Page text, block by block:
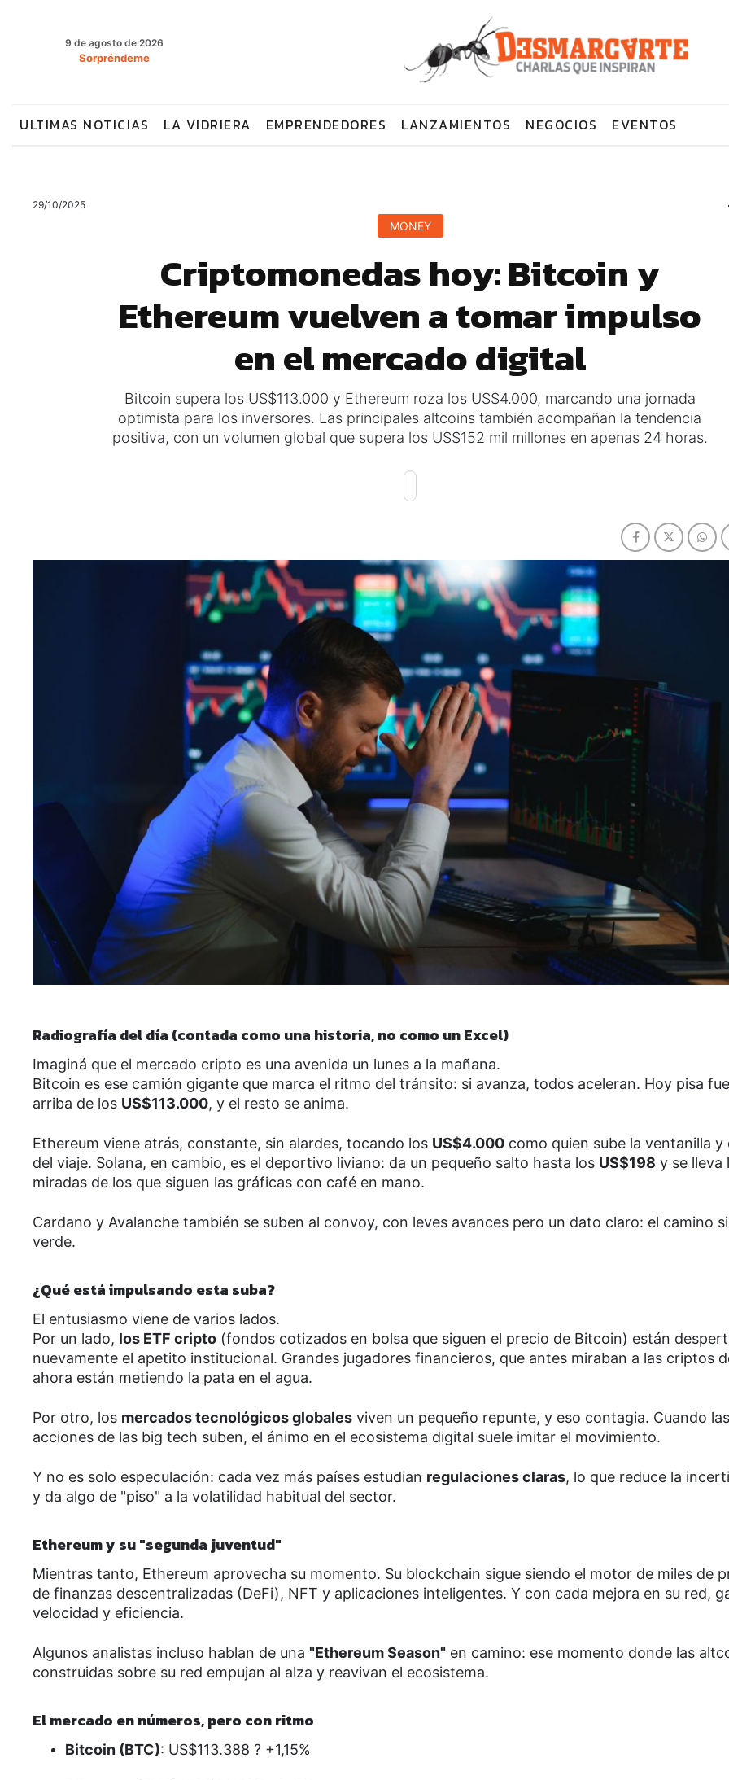
9 de agosto de 2026
Sorpréndeme
ULTIMAS NOTICIAS LA VIDRIERA EMPRENDEDORES LANZAMIENTOS NEGOCIOS EVENTOS
29/10/2025
MONEY
Criptomonedas hoy: Bitcoin y
Ethereum vuelven a tomar impulso
en el mercado digital
Bitcoin supera los US$113.000 y Ethereum roza los US$4.000, marcando una jornada
optimista para los inversores. Las principales altcoins también acompañan la tendencia
positiva, con un volumen global que supera los US$152 mil millones en apenas 24 horas.
Radiografía del día (contada como una historia, no como un Excel)
Imaginá que el mercado cripto es una avenida un lunes a la mañana.
Bitcoin es ese camión gigante que marca el ritmo del tránsito: si avanza, todos aceleran. Hoy pisa
arriba de los US$113.000, y el resto se anima.
Ethereum viene atrás, constante, sin alardes, tocando los US$4.000 como quien sube la ventanilla
del viaje. Solana, en cambio, es el deportivo liviano: da un pequeño salto hasta los US$198 y se lleva
miradas de los que siguen las gráficas con café en mano.
Cardano y Avalanche también se suben al convoy, con leves avances pero un dato claro: el camino
verde.
¿Qué está impulsando esta suba?
El entusiasmo viene de varios lados.
Por un lado, los ETF cripto (fondos cotizados en bolsa que siguen el precio de Bitcoin) están
nuevamente el apetito institucional. Grandes jugadores financieros, que antes miraban a las criptos
ahora están metiendo la pata en el agua.
Por otro, los mercados tecnológicos globales viven un pequeño repunte, y eso contagia. Cuando las
acciones de las big tech suben, el ánimo en el ecosistema digital suele imitar el movimiento.
Y no es solo especulación: cada vez más países estudian regulaciones claras, lo que reduce la
y da algo de "piso" a la volatilidad habitual del sector.
Ethereum y su "segunda juventud"
Mientras tanto, Ethereum aprovecha su momento. Su blockchain sigue siendo el motor de miles de
de finanzas descentralizadas (DeFi), NFT y aplicaciones inteligentes. Y con cada mejora en su red,
velocidad y eficiencia.
Algunos analistas incluso hablan de una "Ethereum Season" en camino: ese momento donde las
construidas sobre su red empujan al alza y reavivan el ecosistema.
El mercado en números, pero con ritmo
Bitcoin (BTC): US$113.388 ? +1,15%